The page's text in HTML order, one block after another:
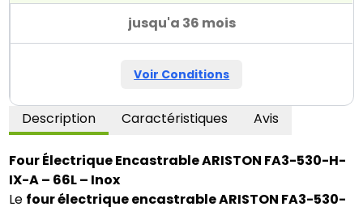
jusqu'a 36 mois
Voir Conditions
Description Caractéristiques Avis
Four Électrique Encastrable ARISTON FA3-530-H-
IX-A – 66L – Inox
Le four électrique encastrable ARISTON FA3-530-